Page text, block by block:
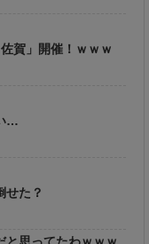
賀」開催！ｗｗｗ
…
せた？